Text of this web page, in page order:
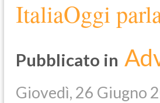
ItaliaOggi
Pubblicato in
Giovedì, 26 Giugno